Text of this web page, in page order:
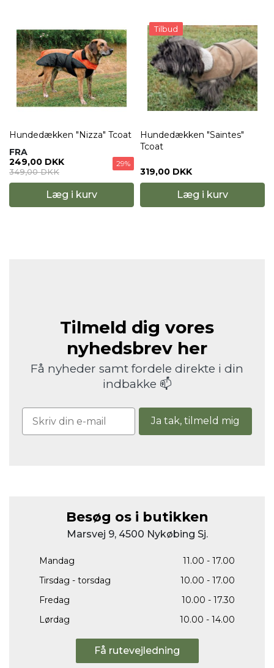
Hundedækken "Nizza" Tcoat
FRA
249,00 DKK
349,00 DKK
29%
Læg i kurv
Tilbud
Hundedækken "Saintes"
Tcoat
319,00 DKK
Læg i kurv
Tilmeld dig vores
nyhedsbrev her
Få nyheder samt fordele direkte i din
indbakke 📫
Ja tak, tilmeld mig
Besøg os i butikken
Marsvej 9, 4500 Nykøbing Sj.
Mandag
11.00 - 17.00
Tirsdag - torsdag
10.00 - 17.00
Fredag
10.00 - 17.30
Lørdag
10.00 - 14.00
Få rutevejledning